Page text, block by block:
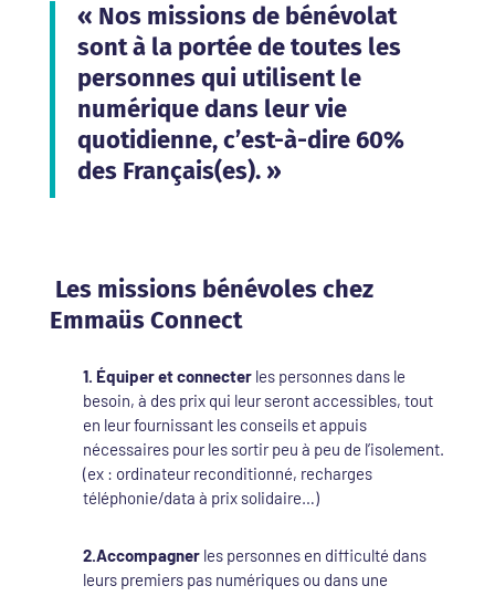
« Nos missions de bénévolat
sont à la portée de toutes les
personnes qui utilisent le
numérique dans leur vie
quotidienne, c’est-à-dire 60%
des Français(es). »
Les missions bénévoles chez
Emmaüs Connect
1. Équiper et connecter les personnes dans le
besoin, à des prix qui leur seront accessibles, tout
en leur fournissant les conseils et appuis
nécessaires pour les sortir peu à peu de l’isolement.
(ex : ordinateur reconditionné, recharges
téléphonie/data à prix solidaire…)
2.Accompagnerles personnes en difficulté dans
leurs premiers pas numériques ou dans une